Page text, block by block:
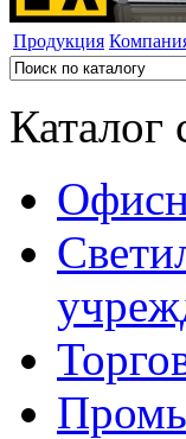
Продукция
Каталог